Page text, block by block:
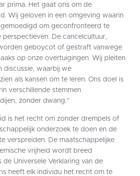
prima. Het gaat ons om de
Wij geloven in een omgeving waarin
om geconfronteerd te
De cancelcultuur,
geboycot of gestraft vanwege
op onze overtuigingen. Wij pleiten
discussie, waarbij we
als kansen om te leren. Ons doel is
verschillende stemmen
zonder dwang.”
is het recht om zonder drempels of
onderzoek te doen en de
verspreiden. De maatschappelijke
vrijheid wordt breed
de Universele Verklaring van de
heeft elk individu het recht om te